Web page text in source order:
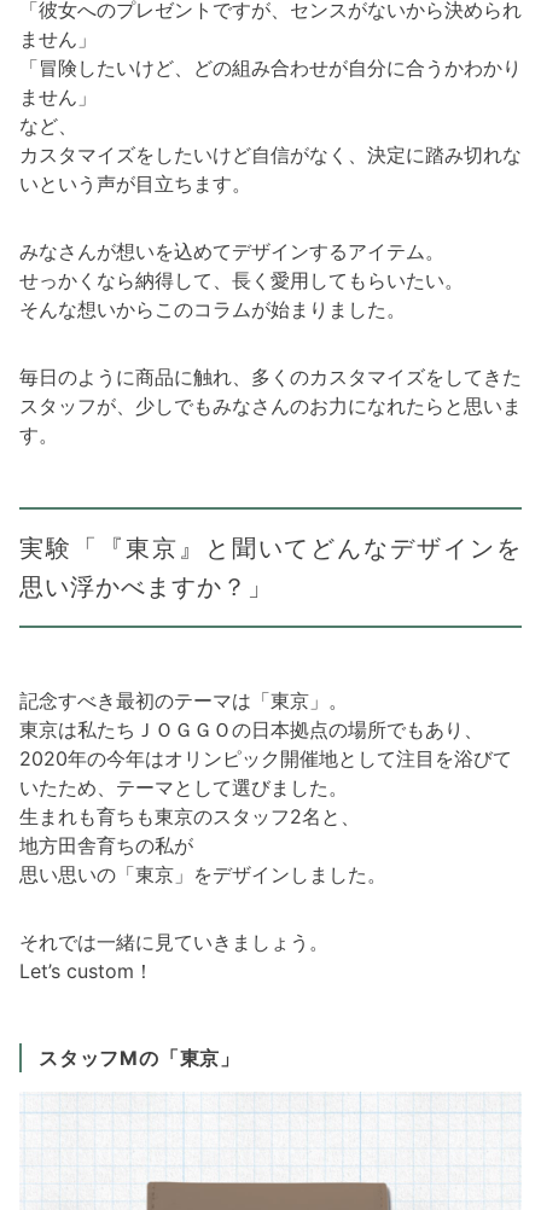
「彼女へのプレゼントですが、センスがないから決められ
ません」
「冒険したいけど、どの組み合わせが自分に合うかわかり
ません」
など、
カスタマイズをしたいけど自信がなく、決定に踏み切れな
いという声が目立ちます。
みなさんが想いを込めてデザインするアイテム。
せっかくなら納得して、長く愛用してもらいたい。
そんな想いからこのコラムが始まりました。
毎日のように商品に触れ、多くのカスタマイズをしてきた
スタッフが、少しでもみなさんのお力になれたらと思いま
す。
実験「『東京』と聞いてどんなデザインを
思い浮かべますか？」
記念すべき最初のテーマは「東京」。
東京は私たちＪＯＧＧＯの日本拠点の場所でもあり、
2020年の今年はオリンピック開催地として注目を浴びて
いたため、テーマとして選びました。
生まれも育ちも東京のスタッフ2名と、
地方田舎育ちの私が
思い思いの「東京」をデザインしました。
それでは一緒に見ていきましょう。
Let’s custom！
スタッフMの「東京」